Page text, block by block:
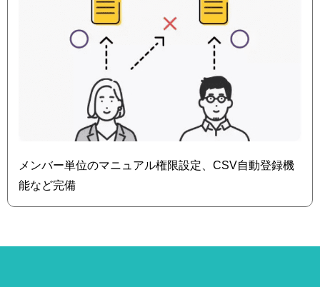
メンバー単位のマニュアル権限設定、CSV自動登録機
能など完備